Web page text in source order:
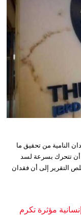
النامية من تحقيق ما
أن تتحرك بسرعة لسد
التقرير إلى أن فقدان
مؤثرة تكرم